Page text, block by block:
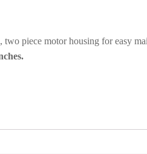
piece motor housing for easy